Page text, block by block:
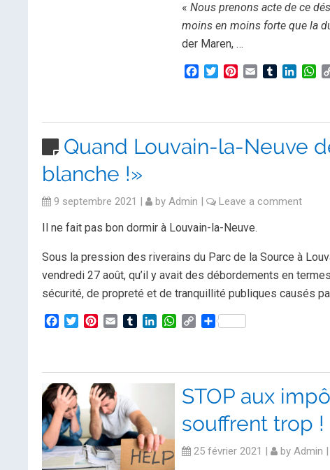
« Nous prenons acte de ce
moins en moins forte que la
der Maren, …
Facebook
TwitterPinterest
Email Tumblr
Quand Louvain-la-Neuve
blanche !»
9 septembre 2021 | by Admin | Leave a comment
Il ne fait pas bon dormir à Louvain-la-Neuve.
Sous la pression des riverains du Parc de la Source à
vendredi 27 août, qu’il y avait des débordements en
sécurité, de propreté et de tranquillité publiques causés
Facebook
TwitterPinterest
Email TumblrLinkedInWhatsApp
CopyPartager
STOP aux
souffrent trop !
25 février 2021 | by Admin |